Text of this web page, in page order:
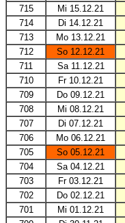
715
Mi 15.12.21
714
Di 14.12.21
713
Mo 13.12.21
712
So 12.12.21
711
Sa 11.12.21
710
Fr 10.12.21
709
Do 09.12.21
708
Mi 08.12.21
707
Di 07.12.21
706
Mo 06.12.21
705
So 05.12.21
704
Sa 04.12.21
703
Fr 03.12.21
702
Do 02.12.21
701
Mi 01.12.21